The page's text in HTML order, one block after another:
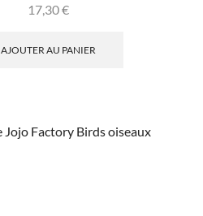
17,30€
AJOUTER AU PANIER